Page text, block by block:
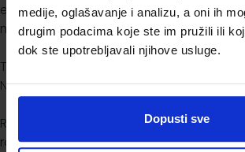
medije, oglašavanje i analizu, a oni ih
drugim podacima koje ste im pružili ili
dok ste upotrebljavali njihove usluge.
Dopusti sve
elektroničkom poštom na e-
može koristiti i navedeni pisani
Također, Obrazac za jednostrani
Narodne novine d.d. bez odgađanja
Rok za jednostrani raskid Ugovora
roba koja je predmet Ugovora